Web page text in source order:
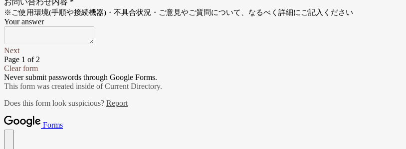
*
※ご使用環境(手順や接続機器)・不具合状況・ご意見やご質問について、なるべく詳細にご記入ください
Your answer
Next
Page 1 of 2
Clear form
Never submit passwords through Google Forms.
This form was created inside of Current Directory.
Does this form look suspicious? Report
Forms